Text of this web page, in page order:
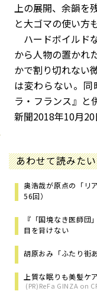
上の展開、余韻を
と大ゴマの使い方
ハードボイルド
から人物の置かれ
かで割り切れない
は変わらない。
ラ・フランス』と
新聞2018年10月
あわせて読みたい
奥浩哉が原点の「リ
56回）
『「国境なき医師
目を背けない
胡原おみ「ふたり街
上質な眠りも美髪ケ
(PR)ReFa GINZA on